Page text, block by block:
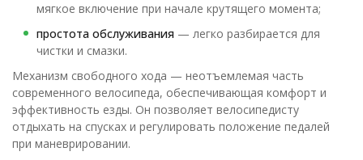
мягкое включение при начале крутящего момента;
простота обслуживания — легко разбирается для
чистки и смазки.
Механизм свободного хода — неотъемлемая часть
современного велосипеда, обеспечивающая комфорт и
эффективность езды. Он позволяет велосипедисту
отдыхать на спусках и регулировать положение педалей
при маневрировании.